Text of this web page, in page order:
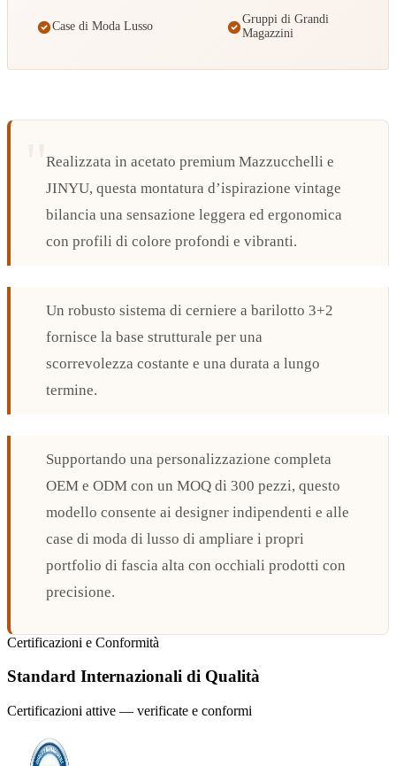
Case di Moda Lusso
Gruppi di Grandi
Magazzini
Realizzata in acetato premium Mazzucchelli e
JINYU, questa montatura d’ispirazione vintage
bilancia una sensazione leggera ed ergonomica
con profili di colore profondi e vibranti.
Un robusto sistema di cerniere a barilotto 3+2
fornisce la base strutturale per una
scorrevolezza costante e una durata a lungo
termine.
Supportando una personalizzazione completa
OEM e ODM con un MOQ di 300 pezzi, questo
modello consente ai designer indipendenti e alle
case di moda di lusso di ampliare i propri
portfolio di fascia alta con occhiali prodotti con
precisione.
Certificazioni e Conformità
Standard Internazionali di Qualità
Certificazioni attive — verificate e conformi